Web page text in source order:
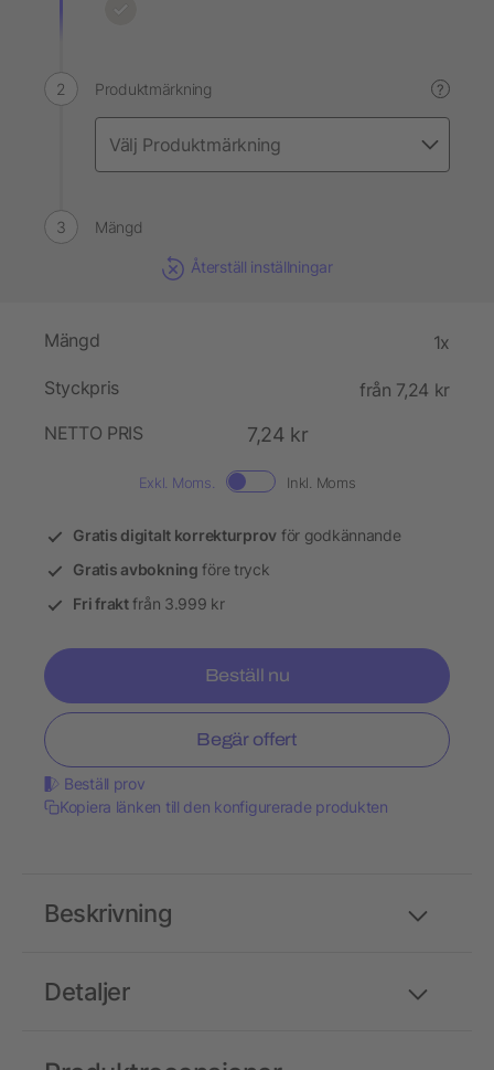
Produktmärkning ?
Mängd
Återställ inställningar
Mängd 1x
Styckpris
från 7,24 kr
NETTO PRIS
7,24 kr
Exkl. Moms. Inkl. Moms
Gratis digitalt korrekturprov för godkännande
Gratis avbokning före tryck
Fri fraktfrån 3.999 kr
Beställ nu
Begär offert
Beställ prov
Kopiera länken till den konfigurerade produkten
Detaljer
Beskrivning